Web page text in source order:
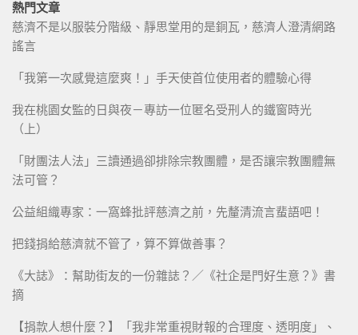
熱門文章
慈濟不是以服裝分階級、靜思堂用的是銅瓦，慈濟人澄清網路
謠言
「我第一次感覺這麼爽！」手天使首位使用者的體驗心得
我在桃園女監的日與夜－專訪一位匿名受刑人的鐵窗時光
（上）
「財團法人法」三讀通過卻排除宗教團體，是否讓宗教團體無
法可管？
公益組織專家：一窩蜂批評慈濟之前，先釐清流言蜚語吧！
把錢捐給慈濟就不管了，算不算做善事？
《大誌》：幫助街友的一份雜誌？／《社企是門好生意？》書
摘
【捐款人想什麼？】「我非常重視財報的合理度、透明度」、